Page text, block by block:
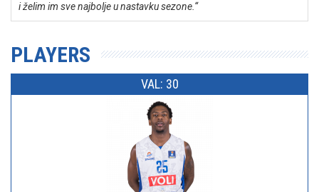
i želim im sve najbolje u nastavku sezone.“
PLAYERS
VAL: 30